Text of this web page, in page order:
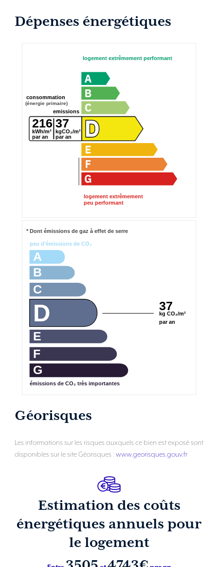
Dépenses énergétiques
logement extrêmement performant
logement extrêmement
peu performant
216
kWh/m²
par an
consommation
(énergie primaire)
37
kgCO₂/m²
par an
emissions
37
kg CO₂/m²
par an
A
B
C
D
E
F
G
émissions de CO₂ très importantes
peu d'émissions de CO₂
* Dont émissions de gaz à effet de serre
Géorisques
Les informations sur les risques auxquels ce bien est exposé sont
disponibles sur le site Géorisques : www.georisques.gouv.fr
Estimation des coûts
énergétiques annuels pour
le logement